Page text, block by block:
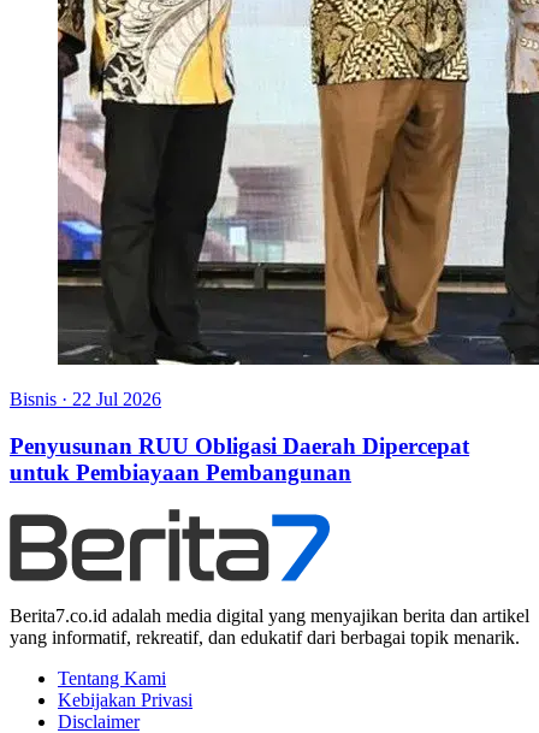
Bisnis · 22 Jul 2026
Penyusunan RUU Obligasi Daerah Dipercepat
untuk Pembiayaan Pembangunan
Berita7.co.id adalah media digital yang menyajikan berita dan artikel
yang informatif, rekreatif, dan edukatif dari berbagai topik menarik.
Tentang Kami
Kebijakan Privasi
Disclaimer